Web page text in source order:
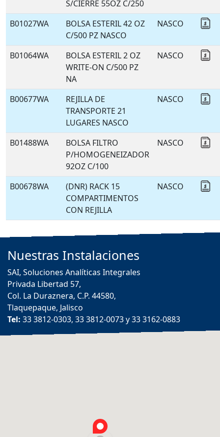
S/CIERRE 55OZ C/250
B01027WA
BOLSA ESTERIL 42 OZ
C/500 PZ NASCO
NASCO
B01064WA
BOLSA ESTERIL 2 OZ
WRITE-ON C/500 PZ
NA
NASCO
B00677WA
REJILLA DE
TRANSPORTE 21
LUGARES NASCO
NASCO
B01488WA
BOLSA FILTRO
P/HOMOGENEIZADOR
92OZ C/100
NASCO
B00678WA
(DNR) RACK 15
COMPARTIMENTOS
CON REJILLA
NASCO
Nuestras Instalaciones
SAI, Soluciones Analíticas Integrales
Privada Libertad 57,
Col. La Duraznera, C.P. 44580,
Tlaquepaque, Jalisco
Tel: 33 3812-0303, 33 3812-0073 y 33 3162-0883